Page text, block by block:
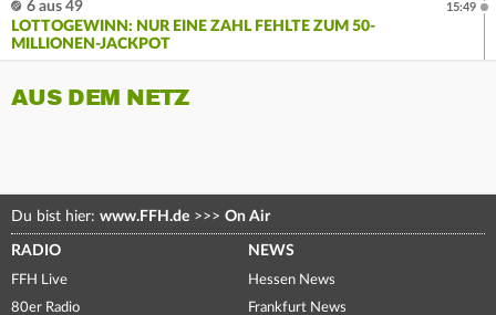
6 aus 49
LOTTOGEWINN: NUR EINE ZAHL FEHLTE ZUM 50-
MILLIONEN-JACKPOT
15:49
AUS DEM NETZ
Du bist hier: www.FFH.de >>> On Air
RADIO
FFH Live
80er Radio
NEWS
Hessen News
Frankfurt News